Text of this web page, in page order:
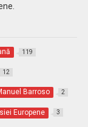
119
12
Barroso 2
Europene 3